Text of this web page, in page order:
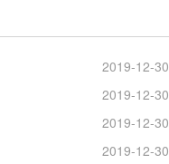
2019-12-30
2019-12-30
2019-12-30
2019-12-30